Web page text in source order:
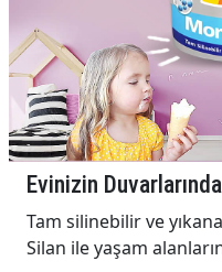
Evinizin
Tam silinebilir ve
Silan ile yaşam